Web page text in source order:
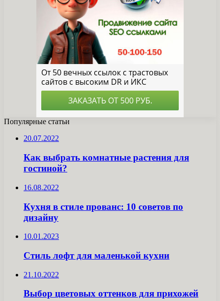
Популярные статьи
20.07.2022
Как выбрать комнатные растения для
гостиной?
16.08.2022
Кухня в стиле прованс: 10 советов по
дизайну
10.01.2023
Стиль лофт для маленькой кухни
21.10.2022
Выбор цветовых оттенков для прихожей